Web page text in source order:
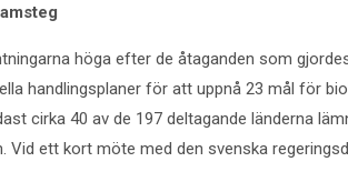
höga efter de åtaganden som
handlingsplaner för att uppnå 23 mål för
cirka 40 av de 197 deltagande länderna
Vid ett kort möte med den svenska